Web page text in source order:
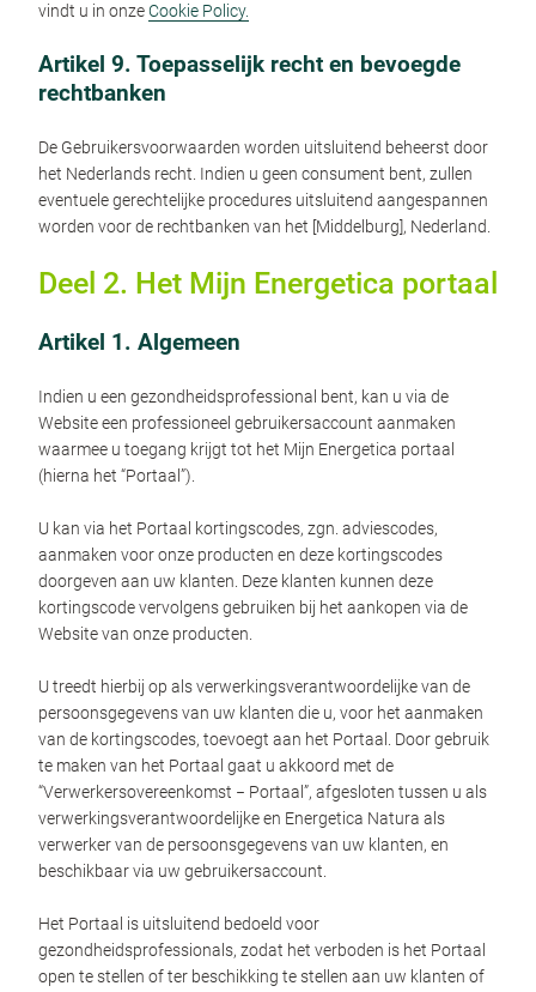
vindt u in onzeCookie Policy.
Artikel 9. Toepasselijk recht en bevoegde
rechtbanken
De Gebruikersvoorwaarden worden uitsluitend beheerst door
het Nederlands recht. Indien u geen consument bent, zullen
eventuele gerechtelijke procedures uitsluitend aangespannen
worden voor de rechtbanken van het [Middelburg], Nederland.
Deel 2. Het Mijn Energetica portaal
Artikel 1. Algemeen
Indien u een gezondheidsprofessional bent, kan u via de
Website een professioneel gebruikersaccount aanmaken
waarmee u toegang krijgt tot het Mijn Energetica portaal
(hierna het “Portaal”).
U kan via het Portaal kortingscodes, zgn. adviescodes,
aanmaken voor onze producten en deze kortingscodes
doorgeven aan uw klanten. Deze klanten kunnen deze
kortingscode vervolgens gebruiken bij het aankopen via de
Website van onze producten.
U treedt hierbij op als verwerkingsverantwoordelijke van de
persoonsgegevens van uw klanten die u, voor het aanmaken
van de kortingscodes, toevoegt aan het Portaal. Door gebruik
te maken van het Portaal gaat u akkoord met de
“Verwerkersovereenkomst − Portaal”, afgesloten tussen u als
verwerkingsverantwoordelijke en Energetica Natura als
verwerker van de persoonsgegevens van uw klanten, en
beschikbaar via uw gebruikersaccount.
Het Portaal is uitsluitend bedoeld voor
gezondheidsprofessionals, zodat het verboden is het Portaal
open te stellen of ter beschikking te stellen aan uw klanten of